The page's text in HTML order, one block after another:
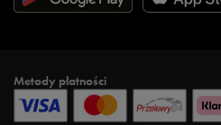
Metody płatności